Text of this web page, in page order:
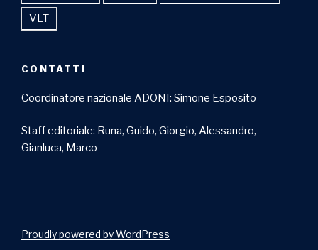
VLT
CONTATTI
Coordinatore nazionale ADONI: Simone Esposito
Staff editoriale: Runa, Guido, Giorgio, Alessandro,
Gianluca, Marco
Proudly powered by WordPress